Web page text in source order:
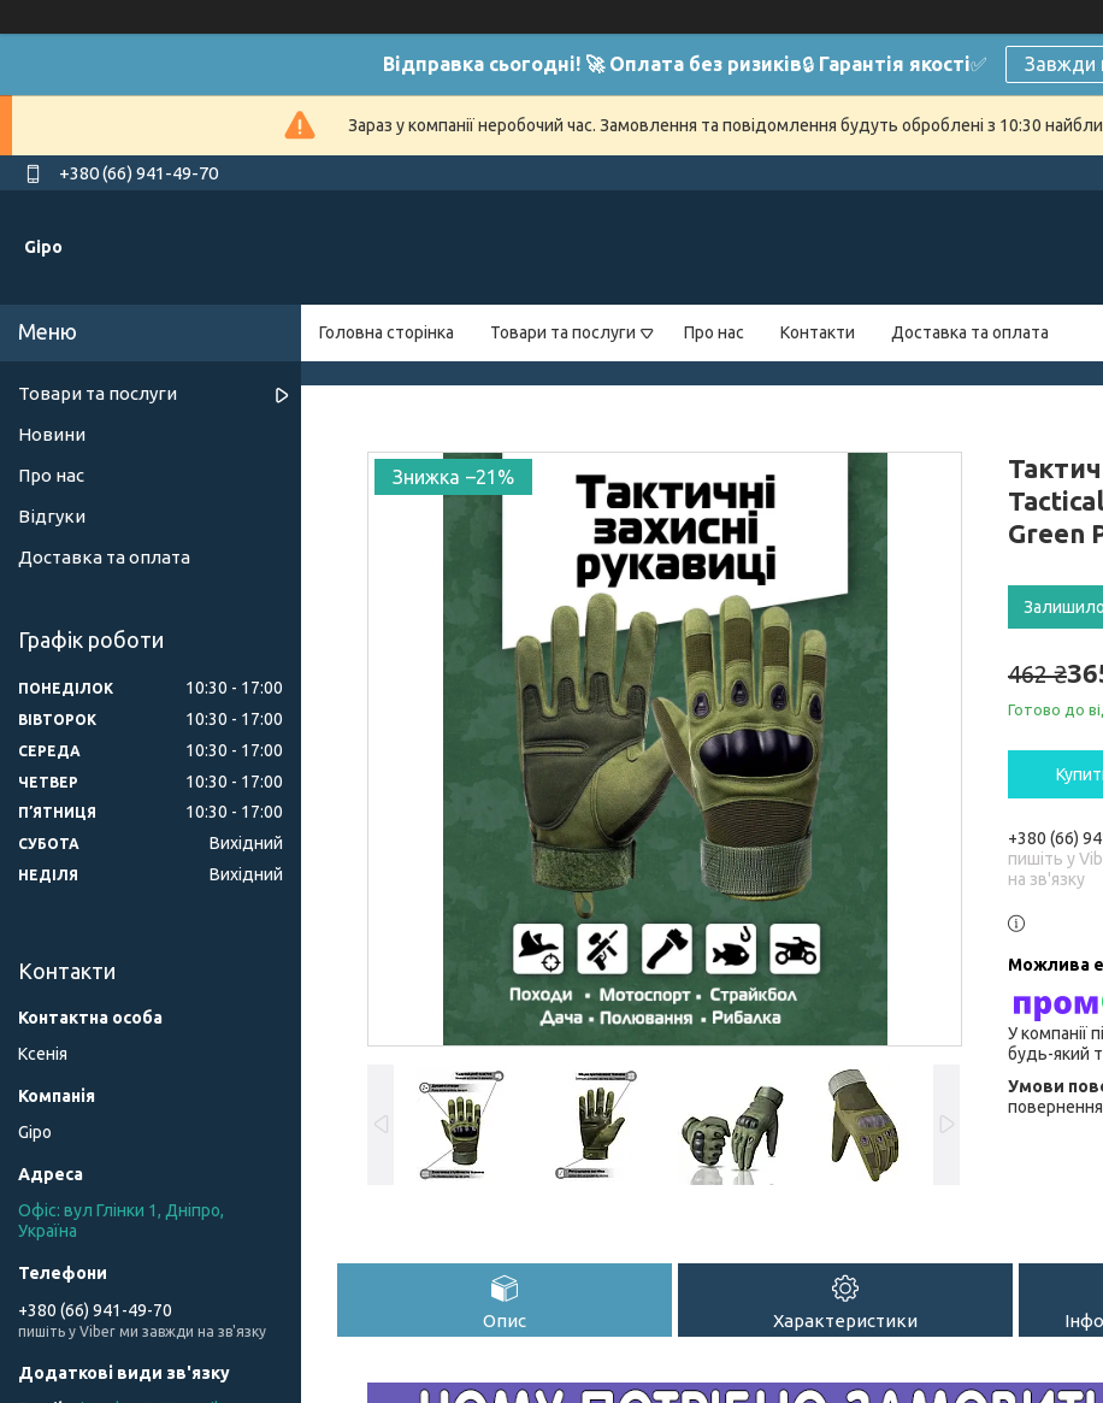
Відправка сьогодні! 🚀 Оплата без ризиків🔒 Гарантія якості✅ Завжди
Зараз у компанії неробочий час. Замовлення та повідомлення будуть оброблені з 10:30
+380 (66) 941-49-70
Gipo
Головна сторінка Товари та послуги Про нас Контакти Доставка та оплата
–21%
Green
462 ₴
Готово до
+380 (66)
пишіть у
на зв'язку
У компанії
будь-який
Опис Характеристики
Товари та послуги
Новини
Про нас
Відгуки
Доставка та оплата
Графік роботи
ПОНЕДІЛОК 10:30 17:00
ВІВТОРОК 10:30 17:00
СЕРЕДА 10:30 17:00
ЧЕТВЕР 10:30 17:00
ПʼЯТНИЦЯ 10:30 17:00
СУБОТА Вихідний
НЕДІЛЯ Вихідний
Контакти
Ксенія
Gipo
Офіс: вул Глінки 1, Дніпро,
Україна
+380 (66) 941-49-70
пишіть у Viber ми завжди на зв'язку